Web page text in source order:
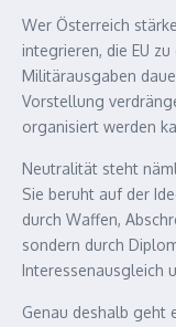
Wer Österreich
integrieren, die EU
Militärausgaben
Vorstellung
organisiert werden
Neutralität steht
Sie beruht auf der
durch Waffen,
sondern durch
Interessenausgleich
Genau deshalb geht